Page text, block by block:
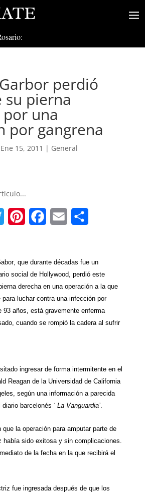
perdió
su pierna
una
por gangrena
Ene 15, 2011 | General
n
t
e
r
t
c
e
b
o
a
i
l
a
r
e
, que durante décadas fue un
social de Hollywood, perdió este
derechaen una operacióna la que
luchar contra una infección por
93 años, está gravemente enferma
cuando se rompió la cadera al sufrir
ingresar de forma intermitente en el
Reagan de la Universidad de California
según una información a parecida
barcelonés ‘ La Vanguardia’.
que la operación para amputar parte de
había sido exitosa y sin complicaciones.
de la fecha en la que recibirá el
fue ingresada después de que los